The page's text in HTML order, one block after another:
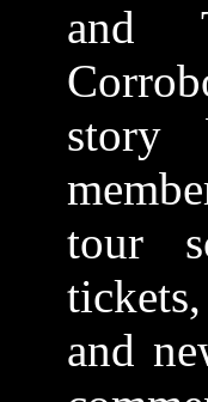
and
story
tour
and